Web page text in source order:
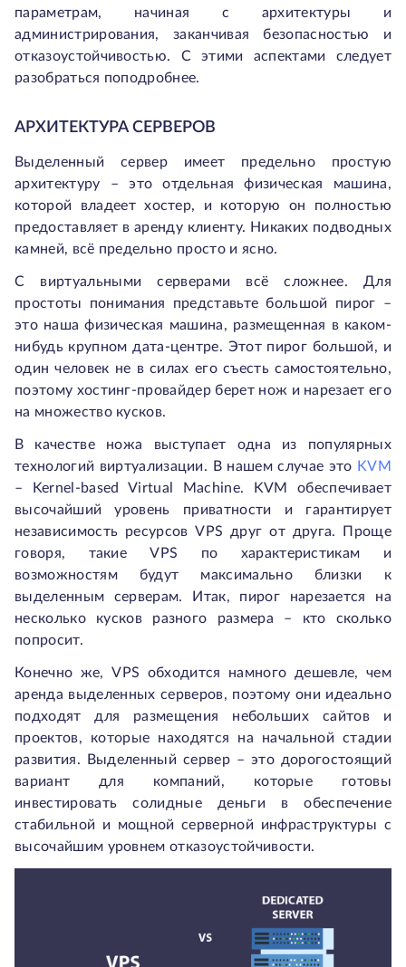
параметрам, начиная с архитектуры и
администрирования, заканчивая безопасностью и
отказоустойчивостью. С этими аспектами следует
разобраться поподробнее.
АРХИТЕКТУРА СЕРВЕРОВ
Выделенный сервер имеет предельно простую
архитектуру – это отдельная физическая машина,
которой владеет хостер, и которую он полностью
предоставляет в аренду клиенту. Никаких подводных
камней, всё предельно просто и ясно.
С виртуальными серверами всё сложнее. Для
простоты понимания представьте большой пирог –
это наша физическая машина, размещенная в каком-
нибудь крупном дата-центре. Этот пирог большой, и
один человек не в силах его съесть самостоятельно,
поэтому хостинг-провайдер берет нож и нарезает его
на множество кусков.
В качестве ножа выступает одна из популярных
технологий виртуализации. В нашем случае это KVM
– Kernel-based Virtual Machine. KVM обеспечивает
высочайший уровень приватности и гарантирует
независимость ресурсов VPS друг от друга. Проще
говоря, такие VPS по характеристикам и
возможностям будут максимально близки к
выделенным серверам. Итак, пирог нарезается на
несколько кусков разного размера – кто сколько
попросит.
Конечно же, VPS обходится намного дешевле, чем
аренда выделенных серверов, поэтому они идеально
подходят для размещения небольших сайтов и
проектов, которые находятся на начальной стадии
развития. Выделенный сервер – это дорогостоящий
вариант для компаний, которые готовы
инвестировать солидные деньги в обеспечение
стабильной и мощной серверной инфраструктуры с
высочайшим уровнем отказоустойчивости.